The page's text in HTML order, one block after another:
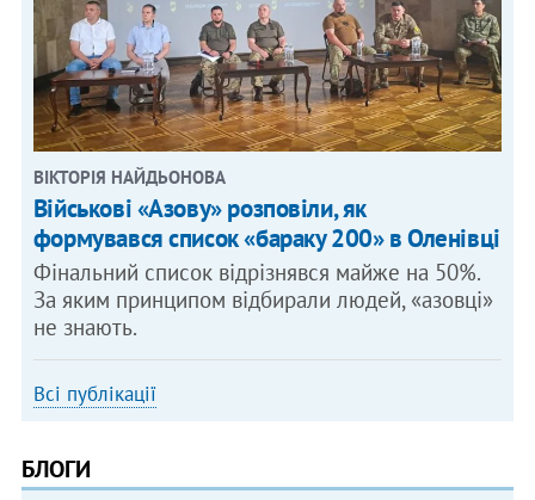
ВІКТОРІЯ НАЙДЬОНОВА
Військові «Азову» розповіли, як
формувався список «бараку 200» в Оленівці
Фінальний список відрізнявся майже на 50%.
За яким принципом відбирали людей, «азовці»
не знають.
Всі публікації
БЛОГИ